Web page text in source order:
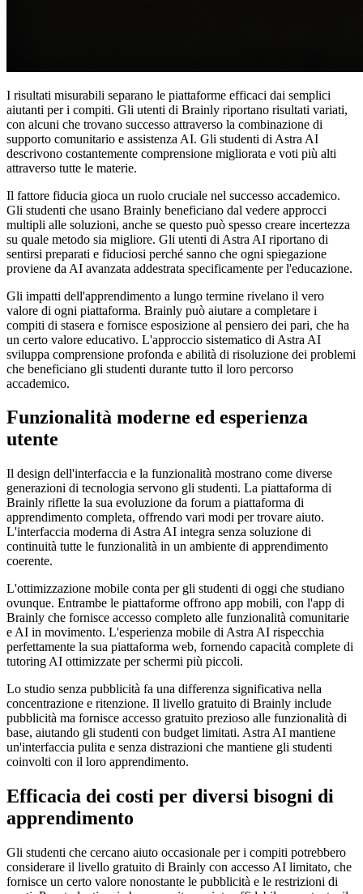
I risultati misurabili separano le piattaforme efficaci dai semplici
aiutanti per i compiti. Gli utenti di Brainly riportano risultati variati,
con alcuni che trovano successo attraverso la combinazione di
supporto comunitario e assistenza AI. Gli studenti di Astra AI
descrivono costantemente comprensione migliorata e voti più alti
attraverso tutte le materie.
Il fattore fiducia gioca un ruolo cruciale nel successo accademico.
Gli studenti che usano Brainly beneficiano dal vedere approcci
multipli alle soluzioni, anche se questo può spesso creare incertezza
su quale metodo sia migliore. Gli utenti di Astra AI riportano di
sentirsi preparati e fiduciosi perché sanno che ogni spiegazione
proviene da AI avanzata addestrata specificamente per l'educazione.
Gli impatti dell'apprendimento a lungo termine rivelano il vero
valore di ogni piattaforma. Brainly può aiutare a completare i
compiti di stasera e fornisce esposizione al pensiero dei pari, che ha
un certo valore educativo. L'approccio sistematico di Astra AI
sviluppa comprensione profonda e abilità di risoluzione dei problemi
che beneficiano gli studenti durante tutto il loro percorso
accademico.
Funzionalità moderne ed esperienza
utente
Il design dell'interfaccia e la funzionalità mostrano come diverse
generazioni di tecnologia servono gli studenti. La piattaforma di
Brainly riflette la sua evoluzione da forum a piattaforma di
apprendimento completa, offrendo vari modi per trovare aiuto.
L'interfaccia moderna di Astra AI integra senza soluzione di
continuità tutte le funzionalità in un ambiente di apprendimento
coerente.
L'ottimizzazione mobile conta per gli studenti di oggi che studiano
ovunque. Entrambe le piattaforme offrono app mobili, con l'app di
Brainly che fornisce accesso completo alle funzionalità comunitarie
e AI in movimento. L'esperienza mobile di Astra AI rispecchia
perfettamente la sua piattaforma web, fornendo capacità complete di
tutoring AI ottimizzate per schermi più piccoli.
Lo studio senza pubblicità fa una differenza significativa nella
concentrazione e ritenzione. Il livello gratuito di Brainly include
pubblicità ma fornisce accesso gratuito prezioso alle funzionalità di
base, aiutando gli studenti con budget limitati. Astra AI mantiene
un'interfaccia pulita e senza distrazioni che mantiene gli studenti
coinvolti con il loro apprendimento.
Efficacia dei costi per diversi bisogni di
apprendimento
Gli studenti che cercano aiuto occasionale per i compiti potrebbero
considerare il livello gratuito di Brainly con accesso AI limitato, che
fornisce un certo valore nonostante le pubblicità e le restrizioni di